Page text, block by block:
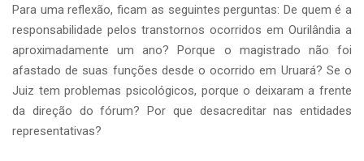
Para uma reflexão, ficam as seguintes perguntas: De quem é a
responsabilidade pelos transtornos ocorridos em Ourilândia a
aproximadamente um ano? Porque o magistrado não foi
afastado de suas funções desde o ocorrido em Uruará? Se o
Juiz tem problemas psicológicos, porque o deixaram a frente
da direção do fórum? Por que desacreditar nas entidades
representativas?